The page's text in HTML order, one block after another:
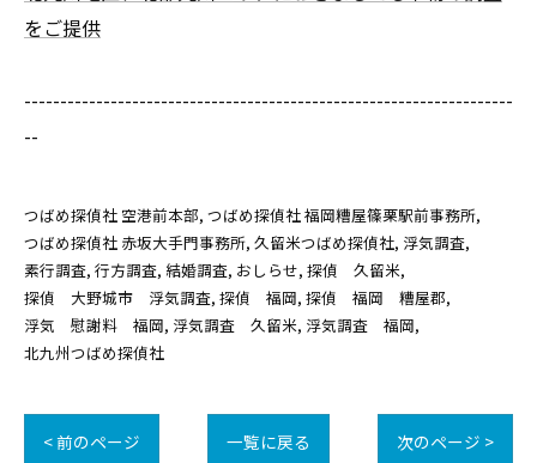
をご提供
--------------------------------------------------------------------
--
つばめ探偵社 空港前本部 つばめ探偵社 福岡糟屋篠栗駅前事務所
つばめ探偵社 赤坂大手門事務所 久留米つばめ探偵社 浮気調査
素行調査 行方調査 結婚調査 おしらせ 探偵 久留米
探偵 大野城市 浮気調査 探偵 福岡 探偵 福岡 糟屋郡
浮気 慰謝料 福岡 浮気調査 久留米 浮気調査 福岡
北九州つばめ探偵社
< 前のページ 一覧に戻る 次のページ >